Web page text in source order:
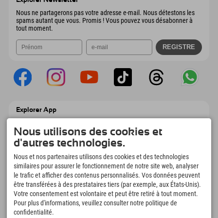
Nous ne partagerons pas votre adresse e-mail. Nous détestons les
spams autant que vous. Promis ! Vous pouvez vous désabonner à
tout moment.
Explorer App
Explorer à emporter avec aperçu de vos
réservations, liste de choses à faire, aperçu
des restaurants et bien plus encore.
Téléchargez-le maintenant !
L'heure des moments d'exploration
166
Lacs de montagne et
piscines d'aventure
4.634 km
Pistes de ski et de
Nous utilisons des cookies et
d'autres technologies.
Nous et nos partenaires utilisons des cookies et des technologies
similaires pour assurer le fonctionnement de notre site web, analyser
le trafic et afficher des contenus personnalisés. Vos données peuvent
être transférées à des prestataires tiers (par exemple, aux États-Unis).
Votre consentement est volontaire et peut être retiré à tout moment.
Pour plus d'informations, veuillez consulter notre politique de
confidentialité.